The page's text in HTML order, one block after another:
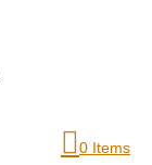
0 Items